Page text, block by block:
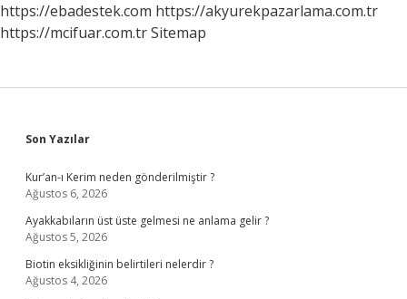
https://ebadestek.com https://akyurekpazarlama.com.tr
https://mcifuar.com.trSitemap
Sidebar
Son Yazılar
Kur’an-ı Kerim neden gönderilmiştir ?
Ağustos 6, 2026
Ayakkabıların üst üste gelmesi ne anlama gelir ?
Ağustos 5, 2026
Biotin eksikliğinin belirtileri nelerdir ?
Ağustos 4, 2026